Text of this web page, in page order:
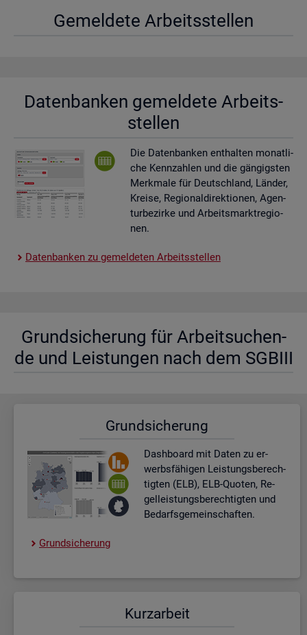
Ge­mel­de­te Ar­beits­stel­len
Da­ten­ban­ken ge­mel­de­te Ar­beits­
stel­len
Die Da­ten­ban­ken ent­hal­ten mo­nat­li­
che Kenn­zah­len und die gän­gigs­ten
Merk­ma­le für Deutsch­land, Län­der,
Krei­se, Re­gio­nal­di­rek­tio­nen, Agen­
tur­be­zir­ke und Ar­beits­markt­re­gio­
nen.
Da­ten­ban­ken zu ge­mel­de­ten Ar­beits­stel­len
Grund­si­che­rung für Ar­beit­su­chen­
de und Leis­tun­gen nach dem SGBIII
Grund­si­che­rung
Dash­board mit Daten zu er­
werbs­fä­hi­gen Leis­tungs­be­rech­
tig­ten (ELB), ELB-Quo­ten, Re­
gel­leis­tungs­be­rech­tig­ten und
Be­darfs­ge­mein­schaf­ten.
Grund­si­che­rung
Kurz­ar­beit